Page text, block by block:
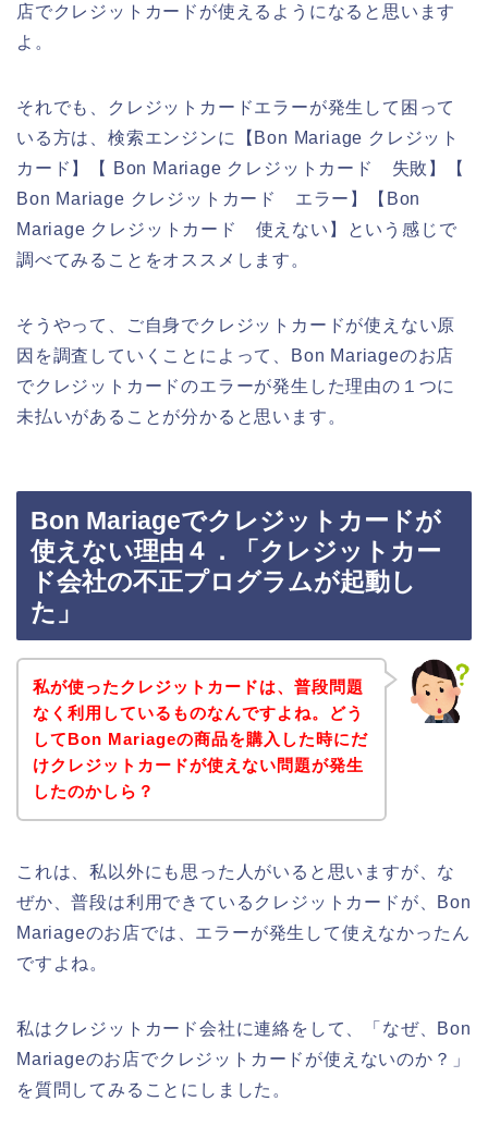
店でクレジットカードが使えるようになると思います
よ。
それでも、クレジットカードエラーが発生して困って
いる方は、検索エンジンに【Bon Mariage クレジット
カード】【 Bon Mariage クレジットカード 失敗】【
Bon Mariage クレジットカード エラー】【Bon
Mariage クレジットカード 使えない】という感じで
調べてみることをオススメします。
そうやって、ご自身でクレジットカードが使えない原
因を調査していくことによって、Bon Mariageのお店
でクレジットカードのエラーが発生した理由の１つに
未払いがあることが分かると思います。
Bon Mariageでクレジットカードが
使えない理由４．「クレジットカー
ド会社の不正プログラムが起動し
た」
私が使ったクレジットカードは、普段問題
なく利用しているものなんですよね。どう
してBon Mariageの商品を購入した時にだ
けクレジットカードが使えない問題が発生
したのかしら？
これは、私以外にも思った人がいると思いますが、な
ぜか、普段は利用できているクレジットカードが、Bon
Mariageのお店では、エラーが発生して使えなかったん
ですよね。
私はクレジットカード会社に連絡をして、「なぜ、Bon
Mariageのお店でクレジットカードが使えないのか？」
を質問してみることにしました。